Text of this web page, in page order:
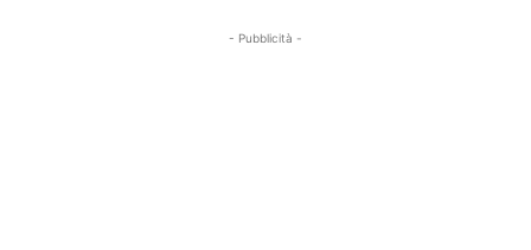
- Pubblicità -